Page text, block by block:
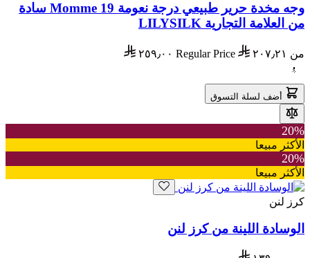
وجه مخدة حرير طبيعي درجة نعومة 19 Momme سادة
من العلامة التجارية LILYSILK
من ٢٠٧٫٢١ Regular Price ٢٥٩٫٠٠
أضف لسلة التسوق
20%
الأكثر مبيعا
20%
الأكثر مبيعا
كرز لنن
الوسادة اللينة من كرز لنن